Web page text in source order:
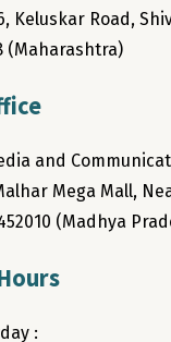
Keluskar Road,
(Maharashtra)
and
Mega Mall,
(Madhya
: